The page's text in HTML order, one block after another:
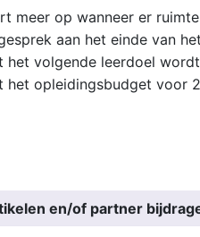
meer op wanneer er
aan het einde van
het volgende leerdoel
het opleidingsbudget voor
en/of partner